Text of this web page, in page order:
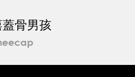
蓋骨男孩